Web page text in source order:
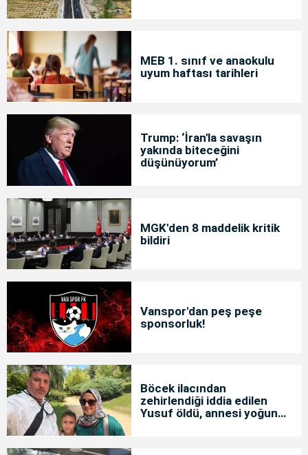
MEB 1. sınıf ve anaokulu
uyum haftası tarihleri
Trump: ‘İran'la savaşın
yakında biteceğini
düşünüyorum’
MGK'den 8 maddelik kritik
bildiri
Vanspor'dan peş peşe
sponsorluk!
Böcek ilacından
zehirlendiği iddia edilen
Yusuf öldü, annesi yoğun